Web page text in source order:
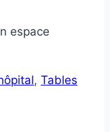
espace
, Tables